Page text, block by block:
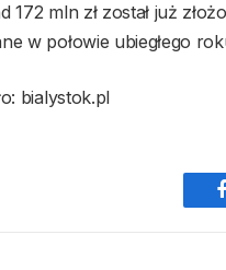
172 mln zł został już
w połowie ubiegłego
bialystok.pl